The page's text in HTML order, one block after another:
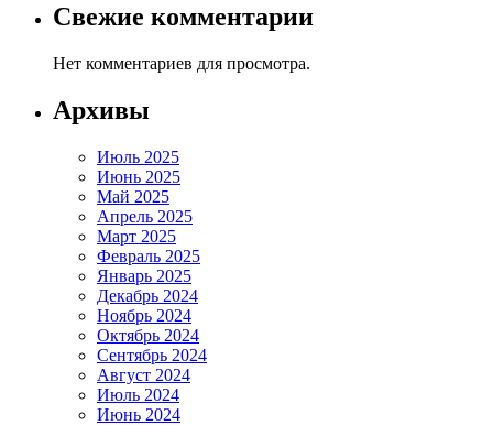
Свежие комментарии
Нет комментариев для просмотра.
Архивы
Июль 2025
Июнь 2025
Май 2025
Апрель 2025
Март 2025
Февраль 2025
Январь 2025
Декабрь 2024
Ноябрь 2024
Октябрь 2024
Сентябрь 2024
Август 2024
Июль 2024
Июнь 2024